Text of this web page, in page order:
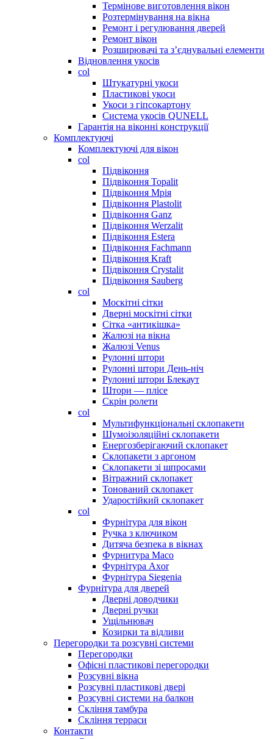
Термінове виготовлення вікон
Розтермінування на вікна
Ремонт і регулювання дверей
Ремонт вікон
Розширювачі та з’єднувальні елементи
Відновлення укосів
col
Штукатурні укоси
Пластикові укоси
Укоси з гіпсокартону
Система укосів QUNELL
Гарантія на віконні конструкції
Комплектуючі
Комплектуючі для вікон
col
Підвіконня
Підвіконня Topalit
Підвіконня Мрія
Підвіконня Plastolit
Підвіконня Ganz
Підвіконня Werzalit
Підвіконня Estera
Підвіконня Fachmann
Підвіконня Kraft
Підвіконня Crystalit
Підвіконня Sauberg
col
Москітні сітки
Дверні москітні сітки
Сітка «антикішка»
Жалюзі на вікна
Жалюзі Venus
Рулонні штори
Рулонні штори День-ніч
Рулонні штори Блекаут
Штори — плісе
Скрін ролети
col
Мультифункціональні склопакети
Шумоізоляційні склопакети
Енергозберігаючий склопакет
Склопакети з аргоном
Склопакети зі шпросами
Вітражний склопакет
Тонований склопакет
Ударостійкий склопакет
col
Фурнітура для вікон
Ручка з ключиком
Дитяча безпека в вікнах
Фурнитура Maco
Фурнітура Axor
Фурнітура Siegenia
Фурнітура для дверей
Дверні доводчики
Дверні ручки
Ущільнювач
Козирки та відливи
Перегородки та розсувні системи
Перегородки
Офісні пластикові перегородки
Розсувні вікна
Розсувні пластикові двері
Розсувні системи на балкон
Скління тамбура
Скління терраси
Контакти